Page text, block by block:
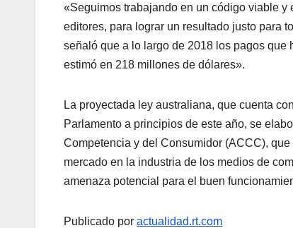
«Seguimos trabajando en un código viable
editores, para lograr un resultado justo para
señaló que a lo largo de 2018 los pagos que
estimó en 218 millones de dólares».
La proyectada ley australiana, que cuenta
Parlamento a principios de este año, se
Competencia y del Consumidor (ACCC),
mercado en la industria de los medios de
amenaza potencial para el buen
Publicado por actualidad.rt.com